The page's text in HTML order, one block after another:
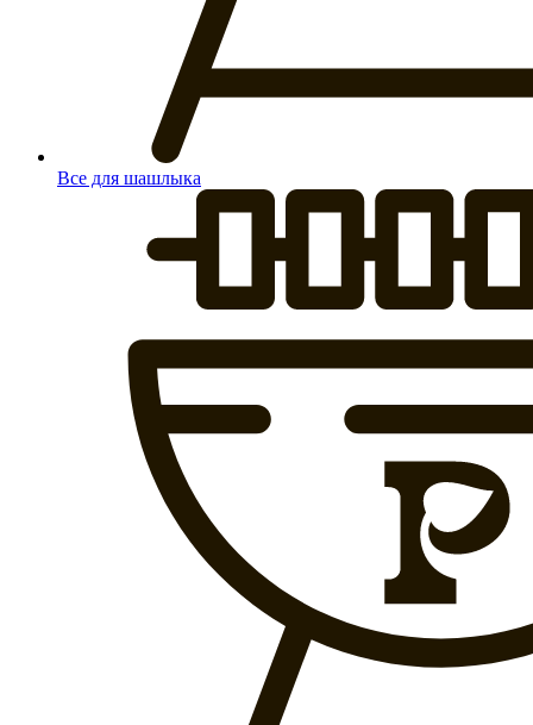
Все для шашлыка